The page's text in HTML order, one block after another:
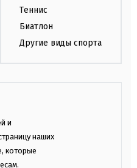
Теннис
Биатлон
Другие виды спорта
и
наших
которые